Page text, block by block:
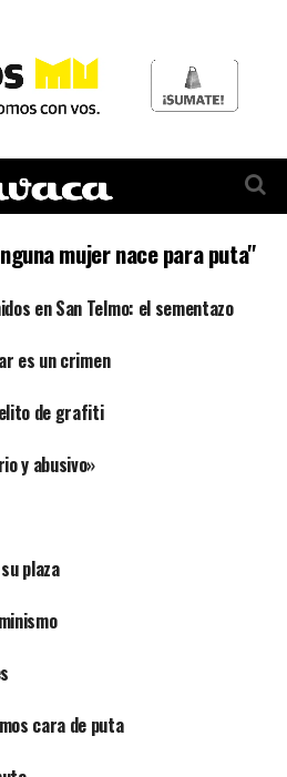
mujer nace para puta"
en San Telmo: el sementazo
es un crimen
de grafiti
y abusivo»
plaza
cara de puta